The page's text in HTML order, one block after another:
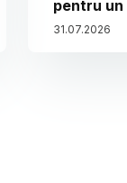
pentru un
31.07.2026